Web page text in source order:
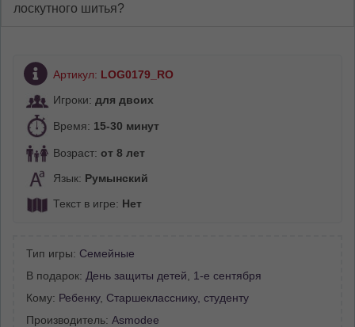
лоскутного шитья?
Артикул: LOG0179_RO
Игроки: для двоих
Время: 15-30 минут
Возраст: от 8 лет
Язык: Румынский
Текст в игре: Нет
Тип игры: Семейные
В подарок: День защиты детей
1-е сентября
Кому: Ребенку, Старшекласснику, студенту
Производитель: Asmodee